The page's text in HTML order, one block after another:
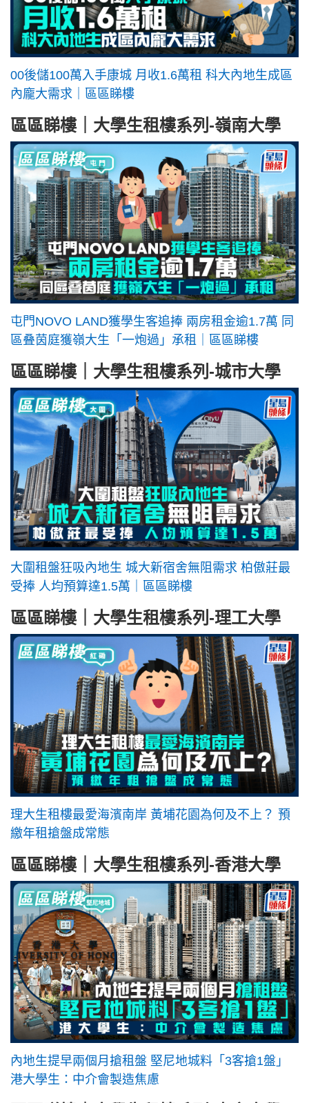
00後儲100萬入手康城 月收1.6萬租 科大內地生成區
內龐大需求｜區區睇樓
區區睇樓｜大學生租樓系列-嶺南大學
屯門NOVO LAND獲學生客追捧 兩房租金逾1.7萬 同
區叠茵庭獲嶺大生「一炮過」承租｜區區睇樓
區區睇樓｜大學生租樓系列-城市大學
大圍租盤狂吸內地生 城大新宿舍無阻需求 柏傲莊最
受捧 人均預算達1.5萬｜區區睇樓
區區睇樓｜大學生租樓系列-理工大學
理大生租樓最愛海濱南岸 黃埔花園為何及不上？ 預
繳年租搶盤成常態
區區睇樓｜大學生租樓系列-香港大學
內地生提早兩個月搶租盤 堅尼地城料「3客搶1盤」
港大學生：中介會製造焦慮